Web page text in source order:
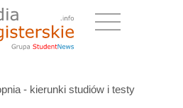
- kierunki studiów i testy